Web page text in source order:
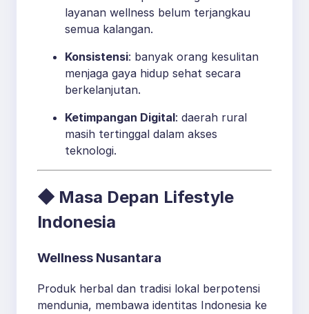
layanan wellness belum terjangkau
semua kalangan.
Konsistensi: banyak orang kesulitan
menjaga gaya hidup sehat secara
berkelanjutan.
Ketimpangan Digital: daerah rural
masih tertinggal dalam akses
teknologi.
◆ Masa Depan Lifestyle
Indonesia
Wellness Nusantara
Produk herbal dan tradisi lokal berpotensi
mendunia, membawa identitas Indonesia ke